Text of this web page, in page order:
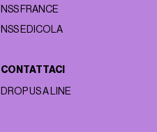
NSS FRANCE
NSS EDICOLA
CONTATTACI
DROP US A LINE